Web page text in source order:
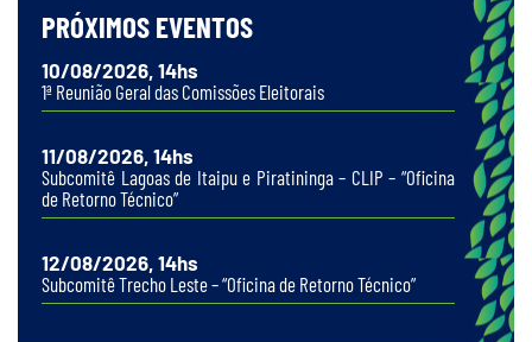
PRÓXIMOS EVENTOS
10/08/2026, 14hs
1ª Reunião Geral das Comissões Eleitorais
11/08/2026, 14hs
Subcomitê Lagoas de Itaipu e Piratininga – CLIP – “Oficina
de Retorno Técnico”
12/08/2026, 14hs
Subcomitê Trecho Leste – “Oficina de Retorno Técnico”